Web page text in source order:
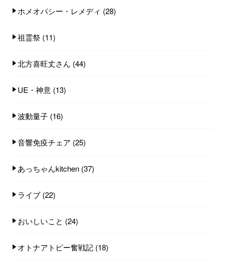
ホメオパシー・レメディ (28)
祖霊祭 (11)
北方喜旺丈さん (44)
UE・神意 (13)
波動量子 (16)
音響免疫チェア (25)
あっちゃんkitchen (37)
ライブ (22)
おいしいこと (24)
オトナアトピー奮戦記 (18)